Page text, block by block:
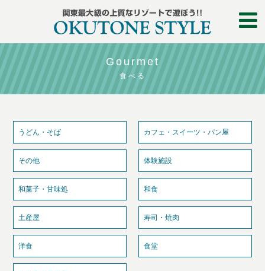
Gourmet
食べる
うどん・そば カフェ・スイーツ・パン屋
その他 体験施設
和菓子・甘味処 和食
土産屋 寿司・焼肉
洋食 食堂